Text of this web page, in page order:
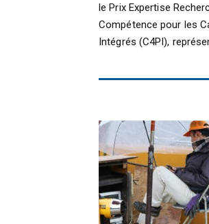
le Prix Expertise
Compétence pour les
Intégrés (C4PI),